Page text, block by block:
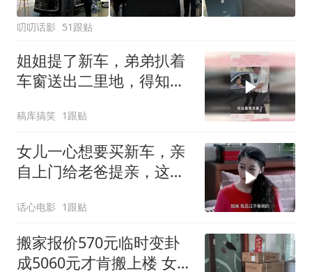
叨叨话影 51跟贴
姐姐提了新车，弟弟扒着
车窗送出二里地，得知真
稿库搞笑 1跟贴
女儿一心想要买新车，亲
自上门给老爸提亲，这操
话心电影 1跟贴
搬家报价570元临时变卦
成5060元才肯搬上楼 女子